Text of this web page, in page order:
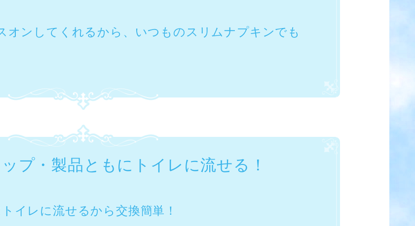
オンしてくれるから、いつものスリムナプキンでも
プ・製品ともにトイレに流せる！
イレに流せるから交換簡単！